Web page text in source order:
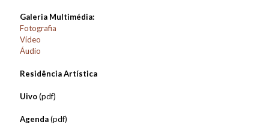
Galeria Multimédia:
Fotografia
Vídeo
Áudio
Residência Artística
Uivo(pdf)
Agenda(pdf)